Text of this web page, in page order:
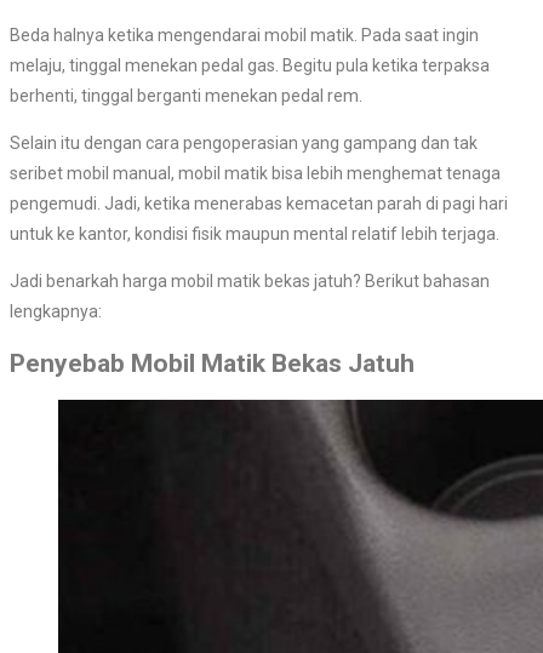
Beda halnya ketika mengendarai mobil matik. Pada saat ingin
melaju, tinggal menekan pedal gas. Begitu pula ketika terpaksa
berhenti, tinggal berganti menekan pedal rem.
Selain itu dengan cara pengoperasian yang gampang dan tak
seribet mobil manual, mobil matik bisa lebih menghemat tenaga
pengemudi. Jadi, ketika menerabas kemacetan parah di pagi hari
untuk ke kantor, kondisi fisik maupun mental relatif lebih terjaga.
Jadi benarkah harga mobil matik bekas jatuh? Berikut bahasan
lengkapnya:
Penyebab Mobil Matik Bekas Jatuh